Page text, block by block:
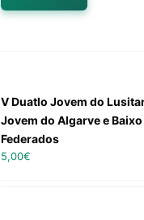
V Duatlo Jovem do
Jovem do Algarve e
Federados
5,00€